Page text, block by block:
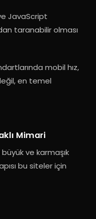
JavaScript
taranabilir olması
mobil hız,
en temel
Mimari
ve karmaşık
bu siteler için